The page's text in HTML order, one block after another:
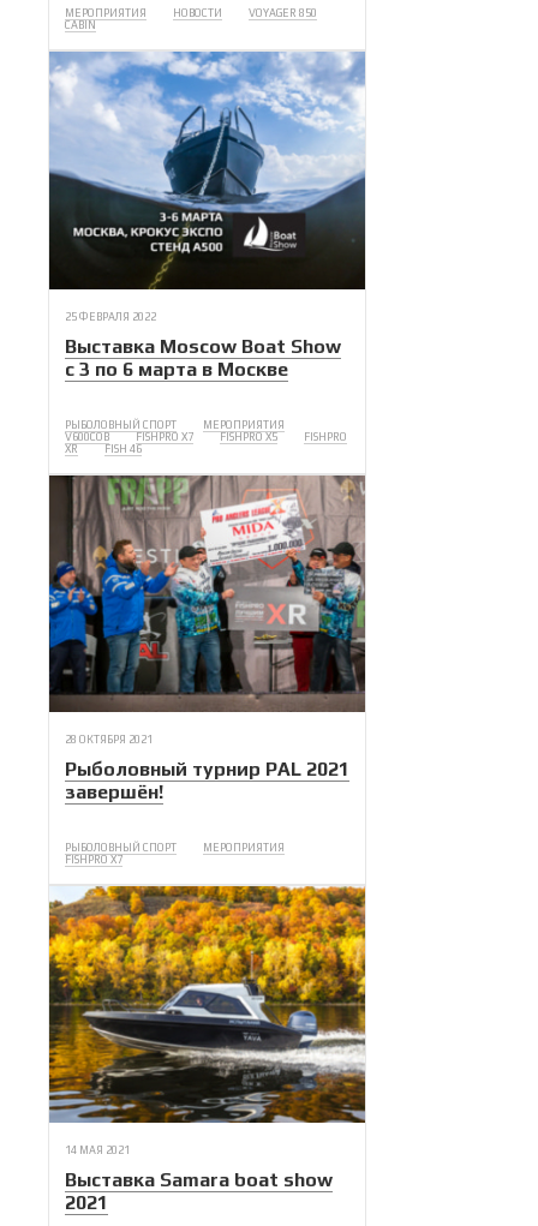
МЕРОПРИЯТИЯ НОВОСТИ
VOYAGER 850
CABIN
25 ФЕВРАЛЯ 2022
Выставка Moscow Boat Show
с 3 по 6 марта в Москве
РЫБОЛОВНЫЙ СПОРТ
МЕРОПРИЯТИЯ
V600COB
FISHPRO X7 FISHPRO X5
FISHPRO
XR
FISH 46
28 ОКТЯБРЯ 2021
Рыболовный турнир PAL 2021
завершён!
РЫБОЛОВНЫЙ СПОРТ
МЕРОПРИЯТИЯ
FISHPRO X7
14 МАЯ 2021
Выставка Samara boat show
2021